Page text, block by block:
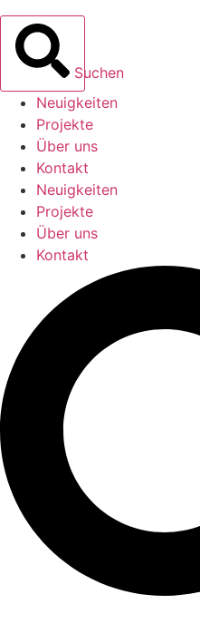
Suchen
Neuigkeiten
Projekte
Über uns
Kontakt
Neuigkeiten
Projekte
Über uns
Kontakt